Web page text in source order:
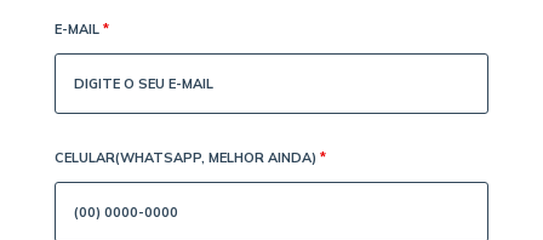
E-MAIL *
CELULAR(WHATSAPP, MELHOR AINDA) *